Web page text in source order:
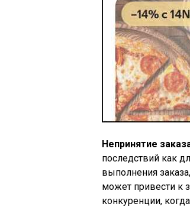
Непринятие
последствий как
выполнения
может привести к
конкуренции,